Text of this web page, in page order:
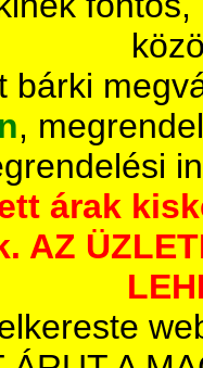
bárki
,
árak
AZ